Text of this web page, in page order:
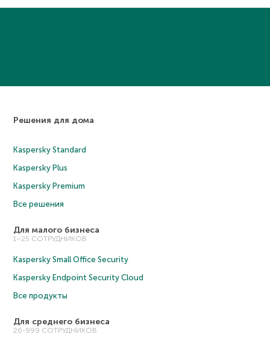
Решения для дома
Kaspersky Standard
Kaspersky Plus
Kaspersky Premium
Все решения
Для малого бизнеса
1–25 СОТРУДНИКОВ
Kaspersky Small Office Security
Kaspersky Endpoint Security Cloud
Все продукты
Для среднего бизнеса
26-999 СОТРУДНИКОВ